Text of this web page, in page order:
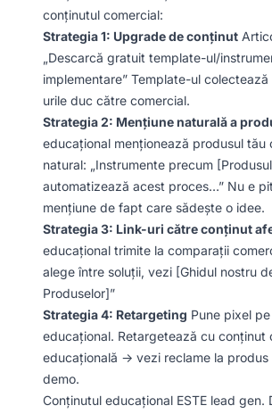
conținutul comercial:
Strategia 1: Upgrade de conținut
„Descarcă gratuit template-ul/
implementare” Template-ul colectează
urile duc către comercial.
Strategia 2: Mențiune naturală a
educațional menționează produsul tău
natural: „Instrumente precum
automatizează acest proces…” Nu e
mențiune de fapt care sădește o idee.
Strategia 3: Link-uri către conținut
educațional trimite la comparații
alege între soluții, vezi [Ghidul nostru
Produselor]”
Strategia 4: Retargeting Pune pixel
educațional. Retargetează cu conținut
educațională → vezi reclame la
demo.
Conținutul educațional ESTE lead gen.